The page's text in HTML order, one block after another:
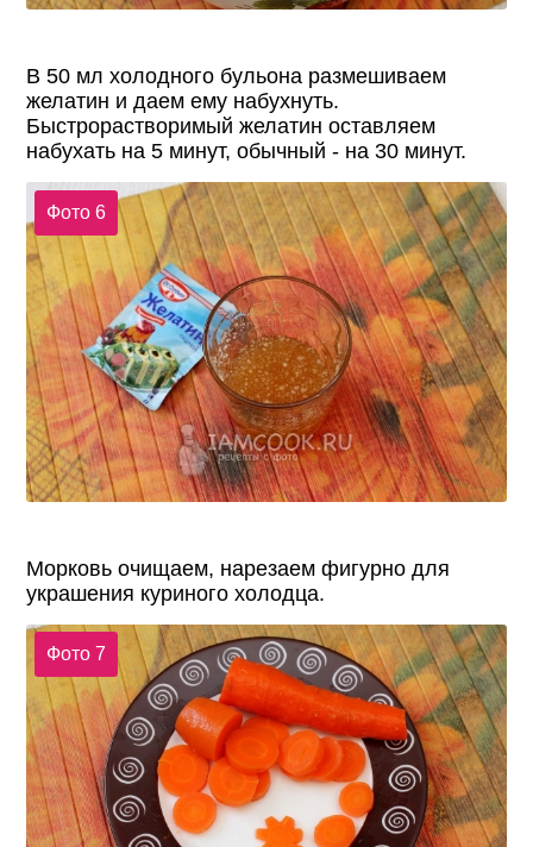
В 50 мл холодного бульона размешиваем
желатин и даем ему набухнуть.
Быстрорастворимый желатин оставляем
набухать на 5 минут, обычный - на 30 минут.
Фото 6
Морковь очищаем, нарезаем фигурно для
украшения куриного холодца.
Фото 7